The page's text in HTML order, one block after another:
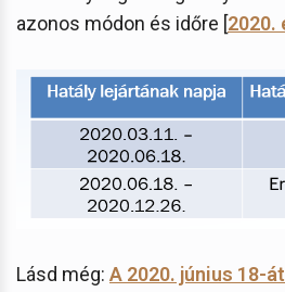
azonos módon és időre [2020.
Lásd még: A 2020. június 18-